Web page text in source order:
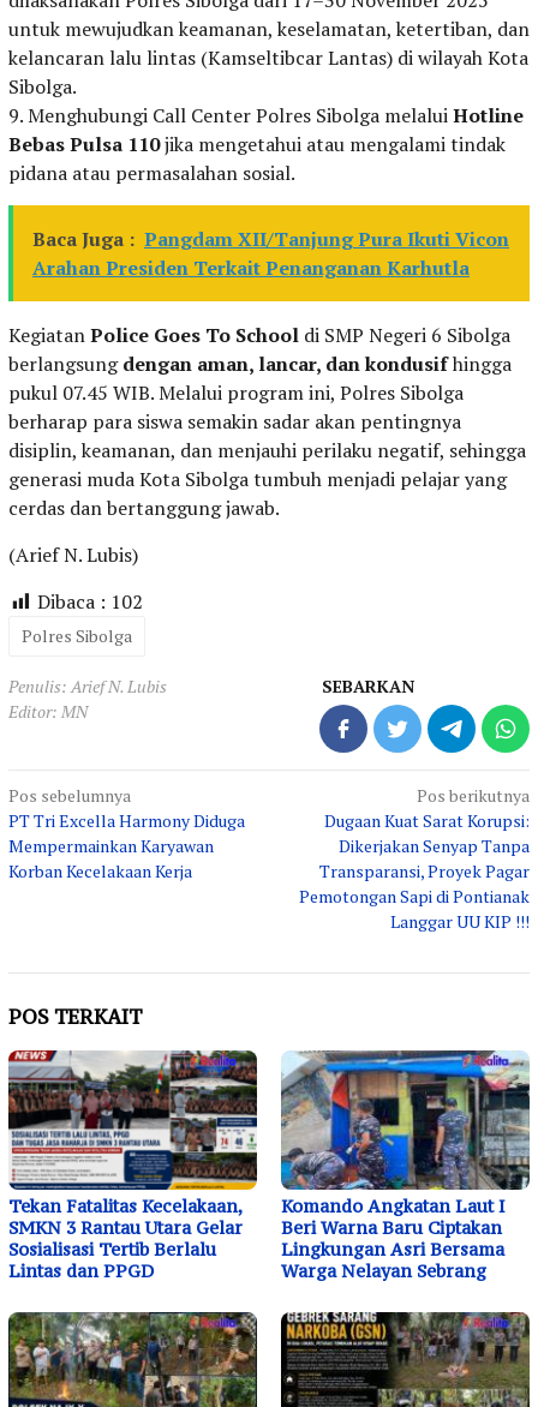
untuk mewujudkan keamanan, keselamatan, ketertiban, dan
kelancaran lalu lintas (Kamseltibcar Lantas) di wilayah Kota
Sibolga.
9. Menghubungi Call Center Polres Sibolga melaluiHotline
Bebas Pulsa 110jika mengetahui atau mengalami tindak
pidana atau permasalahan sosial.
Baca Juga : Pangdam XII/Tanjung Pura Ikuti Vicon
Arahan Presiden Terkait Penanganan Karhutla
KegiatanPolice Goes To School di SMP Negeri 6 Sibolga
berlangsungdengan aman, lancar, dan kondusifhingga
pukul 07.45 WIB. Melalui program ini, Polres Sibolga
berharap para siswa semakin sadar akan pentingnya
disiplin, keamanan, dan menjauhi perilaku negatif, sehingga
generasi muda Kota Sibolga tumbuh menjadi pelajar yang
cerdas dan bertanggung jawab.
(Arief N. Lubis)
Dibaca : 102
Polres Sibolga
Penulis: Arief N. Lubis
Editor: MN
SEBARKAN
Navigasi
pos
Pos sebelumnya
PT Tri Excella Harmony Diduga
Mempermainkan Karyawan
Korban Kecelakaan Kerja
Pos berikutnya
Dugaan Kuat Sarat Korupsi:
Dikerjakan Senyap Tanpa
Transparansi, Proyek Pagar
Pemotongan Sapi di Pontianak
Langgar UU KIP !!!
POS TERKAIT
Tekan Fatalitas Kecelakaan,
SMKN 3 Rantau Utara Gelar
Sosialisasi Tertib Berlalu
Lintas dan PPGD
Komando Angkatan Laut I
Beri Warna Baru Ciptakan
Lingkungan Asri Bersama
Warga Nelayan Sebrang